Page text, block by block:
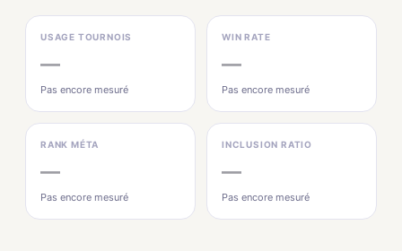
USAGE TOURNOIS
—
Pas encore mesuré
WIN RATE
—
Pas encore mesuré
RANK MÉTA
—
Pas encore mesuré
INCLUSION RATIO
—
Pas encore mesuré